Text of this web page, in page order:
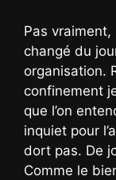
Pas
changé du
organisation.
confinement
que l’on
inquiet pour
dort pas. De
Comme le